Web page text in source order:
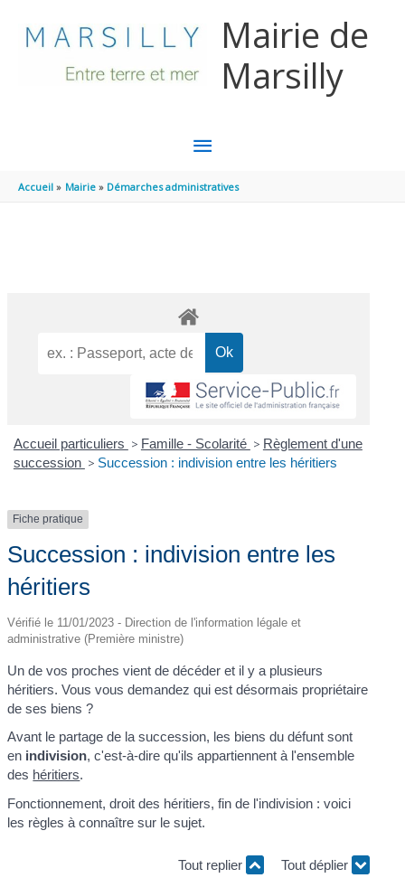
Mairie de
Marsilly
MENU
PRINCIPAL
Accueil Mairie Démarches administratives
Accueil particuliers > Famille - Scolarité > Règlement d'une
succession > Succession : indivision entre les héritiers
Fiche pratique
Succession : indivision entre les
héritiers
Vérifié le 11/01/2023 - Direction de l'information légale et
administrative (Première ministre)
Un de vos proches vient de décéder et il y a plusieurs
héritiers. Vous vous demandez qui est désormais propriétaire
de ses biens ?
Avant le partage de la succession, les biens du défunt sont
en indivision, c'est-à-dire qu'ils appartiennent à l'ensemble
des héritiers.
Fonctionnement, droit des héritiers, fin de l'indivision : voici
les règles à connaître sur le sujet.
Tout replier Tout déplier